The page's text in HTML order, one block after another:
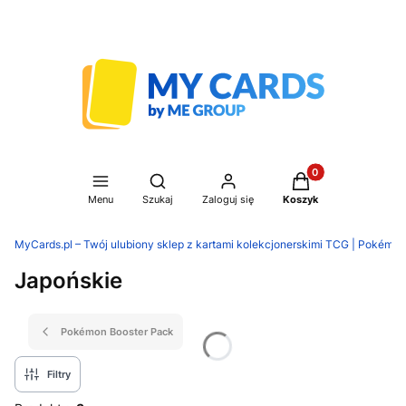
Menu
Otwórz wyszukiwarkę
Szukaj Zaloguj się
Produkty w
Koszyk
MyCards.pl – Twój ulubiony sklep z kartami kolekcjonerskimi TCG |
Japońskie
Pokémon Booster Pack
Filtry